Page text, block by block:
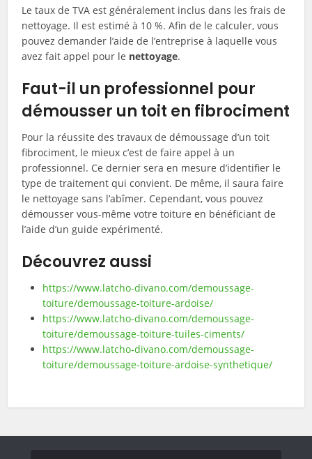
Le taux de TVA est généralement inclus dans les frais de
nettoyage. Il est estimé à 10 %. Afin de le calculer, vous
pouvez demander l’aide de l’entreprise à laquelle vous
avez fait appel pour le nettoyage.
Faut-il un professionnel pour
démousser un toit en fibrociment
Pour la réussite des travaux de démoussage d’un toit
fibrociment, le mieux c’est de faire appel à un
professionnel. Ce dernier sera en mesure d’identifier le
type de traitement qui convient. De même, il saura faire
le nettoyage sans l’abîmer. Cependant, vous pouvez
démousser vous-même votre toiture en bénéficiant de
l’aide d’un guide expérimenté.
Découvrez aussi
https://www.latcho-divano.com/demoussage-
toiture/demoussage-toiture-ardoise/
https://www.latcho-divano.com/demoussage-
toiture/demoussage-toiture-tuiles-ciments/
https://www.latcho-divano.com/demoussage-
toiture/demoussage-toiture-ardoise-synthetique/